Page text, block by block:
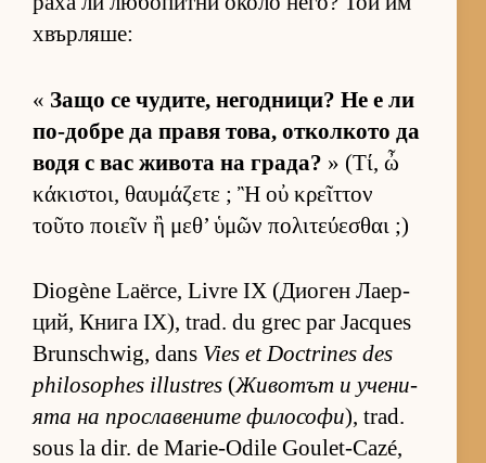
хвър­ля­ше:
« Защо се чу­ди­те, не­год­ни­ци? Не е ли
по-добре да правя то­ва, от­кол­кото да
водя с вас жи­вота на гра­да? » (Τί, ὦ
κάκιστοι, θαυμάζετε ; Ἢ οὐ κρεῖττον
τοῦτο ποιεῖν ἢ μεθ’ ὑμῶν πολιτεύεσθαι ;)
Diogène Laërce, Livre IX (Ди­о­ген Ла­ер­
ций, Книга IX), trad. du grec par Jacques
Brunschwig, dans Vies et Doctrines des
philosophes illustres (Жи­во­тът и уче­ни­
ята на прос­ла­ве­ните фи­ло­софи), trad.
sous la dir. de Marie-Odile Goulet-Cazé,